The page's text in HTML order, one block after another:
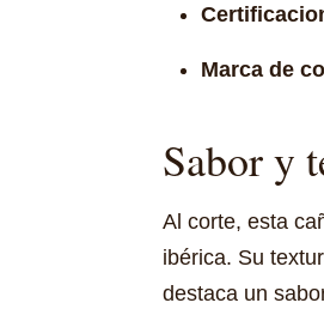
Marca de
Sabor y
Al corte, esta
ibérica. Su
destaca un